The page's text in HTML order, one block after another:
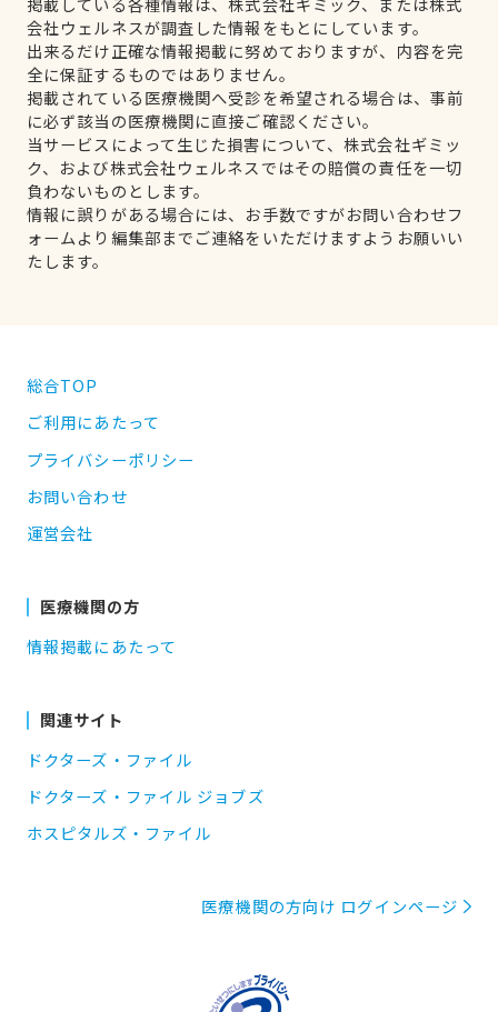
会社ウェルネスが調査した情報をもとにしています。
出来るだけ正確な情報掲載に努めておりますが、内容を完
全に保証するものではありません。
掲載されている医療機関へ受診を希望される場合は、事前
に必ず該当の医療機関に直接ご確認ください。
当サービスによって生じた損害について、株式会社ギミッ
ク、および株式会社ウェルネスではその賠償の責任を一切
負わないものとします。
情報に誤りがある場合には、お手数ですがお問い合わせフ
ォームより編集部までご連絡をいただけますようお願いい
たします。
総合TOP
ご利用にあたって
プライバシーポリシー
お問い合わせ
運営会社
医療機関の方
情報掲載にあたって
関連サイト
ドクターズ・ファイル
ドクターズ・ファイル ジョブズ
ホスピタルズ・ファイル
医療機関の方向け ログインページ